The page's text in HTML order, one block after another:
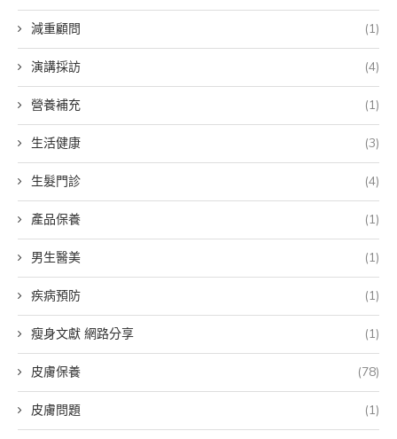
減重顧問 (1)
演講採訪 (4)
營養補充 (1)
生活健康 (3)
生髮門診 (4)
產品保養 (1)
男生醫美 (1)
疾病預防 (1)
瘦身文獻 網路分享 (1)
皮膚保養 (78)
皮膚問題 (1)